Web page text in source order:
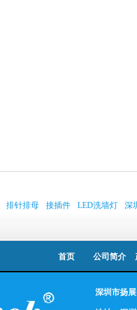
排针排母 接插件 LED洗墙灯 深
公司简介
首页
深圳市扬